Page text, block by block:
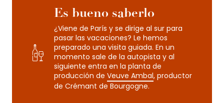
Es bueno saberlo
¿Viene de París y se dirige al sur para
pasar las vacaciones? Le hemos
preparado una visita guiada. En un
momento sale de la autopista y al
siguiente entra en la planta de
producción de Veuve Ambal, productor
de Crémant de Bourgogne.